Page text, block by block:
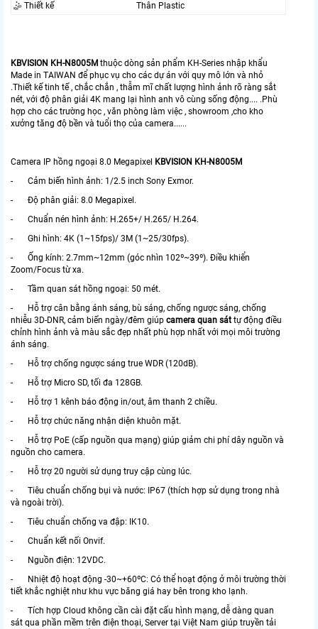
🤹 Thiết kế
Thân Plastic
KBVISION KH-N8005M thuộc dòng sản phẩm KH-Series nhập khẩu
Made in TAIWAN để phục vụ cho các dự án với quy mô lớn và nhỏ
.Thiết kế tinh tế , chắc chắn , thẫm mĩ chất lượng hình ảnh rõ ràng sắt
nét, với độ phân giải 4K mang lại hình anh vô cùng sống động.... .Phù
hợp cho các trường học , văn phòng làm việc , showroom ,cho kho
xưởng tăng độ bền và tuổi thọ của camera......
Camera IP hồng ngoại 8.0 Megapixel KBVISION KH-N8005M
- Cảm biến hình ảnh: 1/2.5 inch Sony Exmor.
- Độ phân giải: 8.0 Megapixel.
- Chuẩn nén hình ảnh: H.265+/ H.265/ H.264.
- Ghi hình: 4K (1~15fps)/ 3M (1~25/30fps).
- Ống kính: 2.7mm~12mm (góc nhìn 102º~39º). Điều khiển
Zoom/Focus từ xa.
- Tầm quan sát hồng ngoại: 50 mét.
- Hỗ trợ cân bằng ánh sáng, bù sáng, chống ngược sáng, chống
nhiễu 3D-DNR, cảm biến ngày/đêm giúp camera quan sát tự động điều
chỉnh hình ảnh và màu sắc đẹp nhất phù hợp nhất với mọi môi trường
ánh sáng.
- Hỗ trợ chống ngược sáng true WDR (120dB).
- Hỗ trợ Micro SD, tối đa 128GB.
- Hỗ trợ 1 kênh báo động in/out, âm thanh 2 chiều.
- Hỗ trợ chức năng nhận diện khuôn mặt.
- Hỗ trợ PoE (cấp nguồn qua mạng) giúp giảm chi phí dây nguồn và
nguồn cho camera.
- Hỗ trợ 20 người sử dụng truy cập cùng lúc.
- Tiêu chuẩn chống bụi và nước: IP67 (thích hợp sử dụng trong nhà
và ngoài trời).
- Tiêu chuẩn chống va đập: IK10.
- Chuẩn kết nối Onvif.
- Nguồn điện: 12VDC.
- Nhiệt độ hoạt động -30~+60ºC: Có thể hoạt động ở môi trường thời
tiết khắc nghiệt như khu vực băng giá hay bên trong kho lạnh.
- Tích hợp Cloud không cần cài đặt cấu hình mạng, dễ dàng quan
sát qua phần mềm trên điện thoại, Server tại Việt Nam giúp truyền tải